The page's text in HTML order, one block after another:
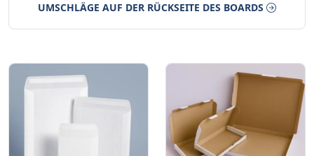
UMSCHLÄGE AUF DER RÜCKSEITE DES BOARDS